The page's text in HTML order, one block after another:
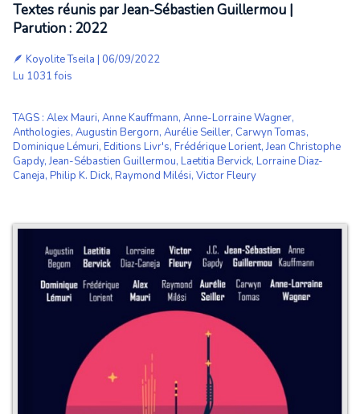
Textes réunis par Jean-Sébastien Guillermou |
Parution : 2022
🪶 Koyolite Tseila | 06/09/2022
Lu 1031 fois
TAGS : Alex Mauri, Anne Kauffmann, Anne-Lorraine Wagner,
Anthologies, Augustin Bergorn, Aurélie Seiller, Carwyn Tomas,
Dominique Lémuri, Editions Livr's, Frédérique Lorient,Jean Christophe
Gapdy,Jean-Sébastien Guillermou, Laetitia Bervick, Lorraine Diaz-
Caneja, Philip K. Dick, Raymond Milési, Victor Fleury